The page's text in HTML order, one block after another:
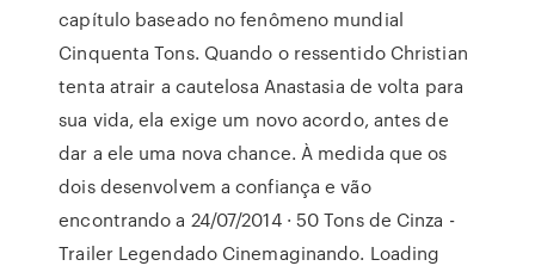
capítulo baseado no fenômeno mundial
Cinquenta Tons. Quando o ressentido Christian
tenta atrair a cautelosa Anastasia de volta para
sua vida, ela exige um novo acordo, antes de
dar a ele uma nova chance. À medida que os
dois desenvolvem a confiança e vão
encontrando a 24/07/2014 · 50 Tons de Cinza -
Trailer Legendado Cinemaginando. Loading